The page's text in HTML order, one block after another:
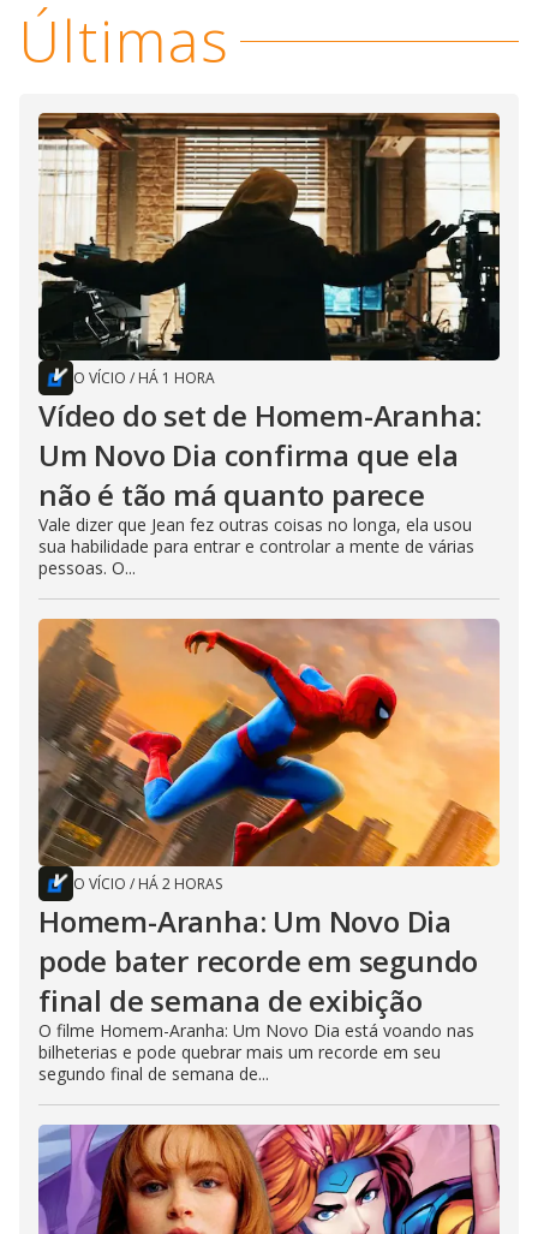
Últimas
O VÍCIO / HÁ 1 HORA
Vídeo do set de Homem-Aranha:
Um Novo Dia confirma que ela
não é tão má quanto parece
Vale dizer que Jean fez outras coisas no longa, ela usou
sua habilidade para entrar e controlar a mente de várias
pessoas. O...
O VÍCIO / HÁ 2 HORAS
Homem-Aranha: Um Novo Dia
pode bater recorde em segundo
final de semana de exibição
O filme Homem-Aranha: Um Novo Dia está voando nas
bilheterias e pode quebrar mais um recorde em seu
segundo final de semana de...